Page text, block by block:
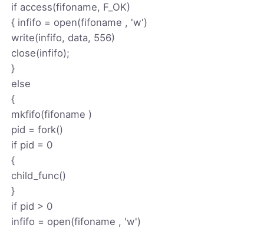
if access(fifoname, F_OK)
{ infifo = open(fifoname , 'w')
write(infifo, data, 556)
close(infifo);
}
else
{
mkfifo(fifoname )
pid = fork()
if pid = 0
{
child_func()
}
if pid > 0
infifo = open(fifoname , 'w')